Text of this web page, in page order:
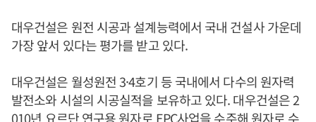
대우건설은 원전 시공과 설계능력에서 국내 건설사 가운데
가장 앞서 있다는 평가를 받고 있다.
대우건설은 월성원전 3·4호기 등 국내에서 다수의 원자력
발전소와 시설의 시공실적을 보유하고 있다. 대우건설은 2
010년 요르단 연구용 원자로 EPC사업을 수주해 원자로 수